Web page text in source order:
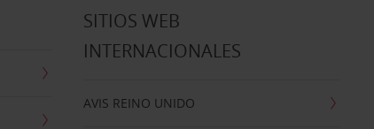
SITIOS WEB
INTERNACIONALES
AVIS REINO UNIDO